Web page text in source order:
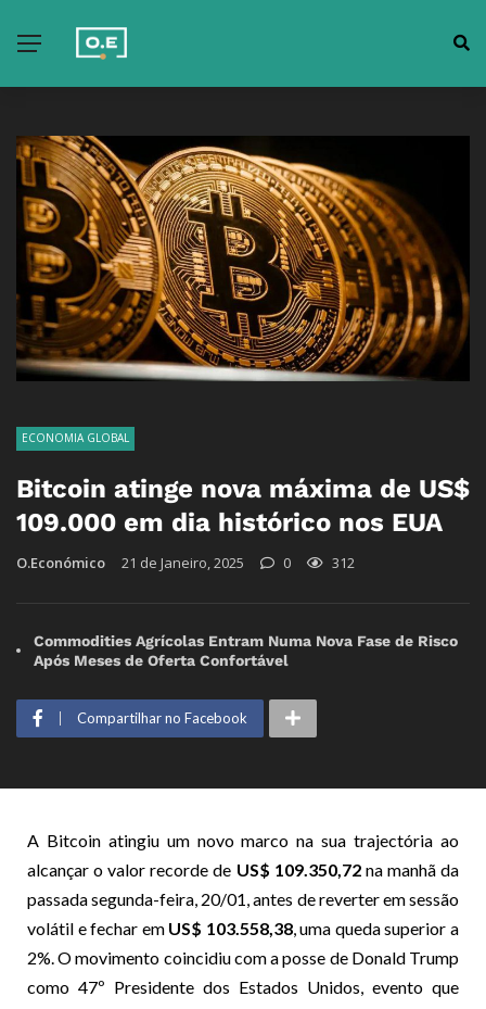
ECONOMIA GLOBAL
Bitcoin atinge nova máxima de US$
109.000 em dia histórico nos EUA
O.Económico 21 de Janeiro, 2025 0 312
Commodities Agrícolas Entram Numa Nova Fase de Risco
Após Meses de Oferta Confortável
Compartilhar no Facebook
A Bitcoin atingiu um novo marco na sua trajectória ao
alcançar o valor recorde de US$ 109.350,72na manhã da
passada segunda-feira, 20/01, antes de reverter em sessão
volátil e fechar em US$ 103.558,38, uma queda superior a
2%. O movimento coincidiu com a posse de Donald Trump
como 47º Presidente dos Estados Unidos, evento que